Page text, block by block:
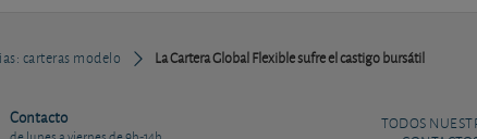
carteras modelo La Cartera Global Flexible sufre el castigo bursátil
Contacto
TODOS